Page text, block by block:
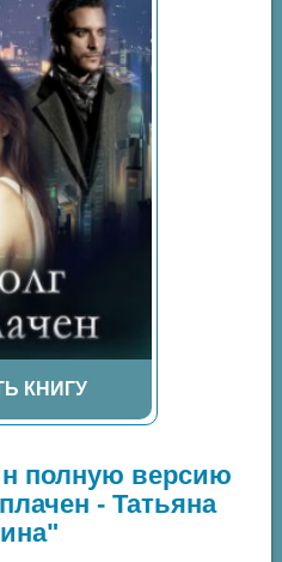
КНИГУ
полную версию
- Татьяна